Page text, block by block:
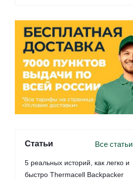
Статьи Все статьи
5 реальных историй, как легко и
быстро Thermacell Backpacker